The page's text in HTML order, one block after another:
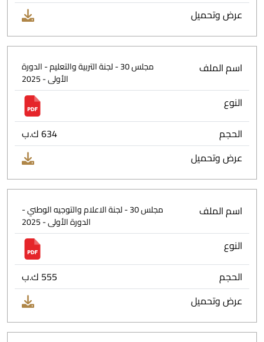
عرض وتحميل
اسم الملف
مجلس 30 - لجنة التربية والتعليم - الدورة
الأولى - 2025
النوع
الحجم
634 ك.ب
عرض وتحميل
اسم الملف
مجلس 30 - لجنة الاعلام والتوجيه الوطني -
الدورة الأولى - 2025
النوع
الحجم
555 ك.ب
عرض وتحميل